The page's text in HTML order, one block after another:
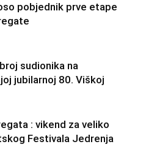
pobjednik prve etape
sudionika na
jubilarnoj 80. Viškoj
: vikend za veliko
Festivala Jedrenja